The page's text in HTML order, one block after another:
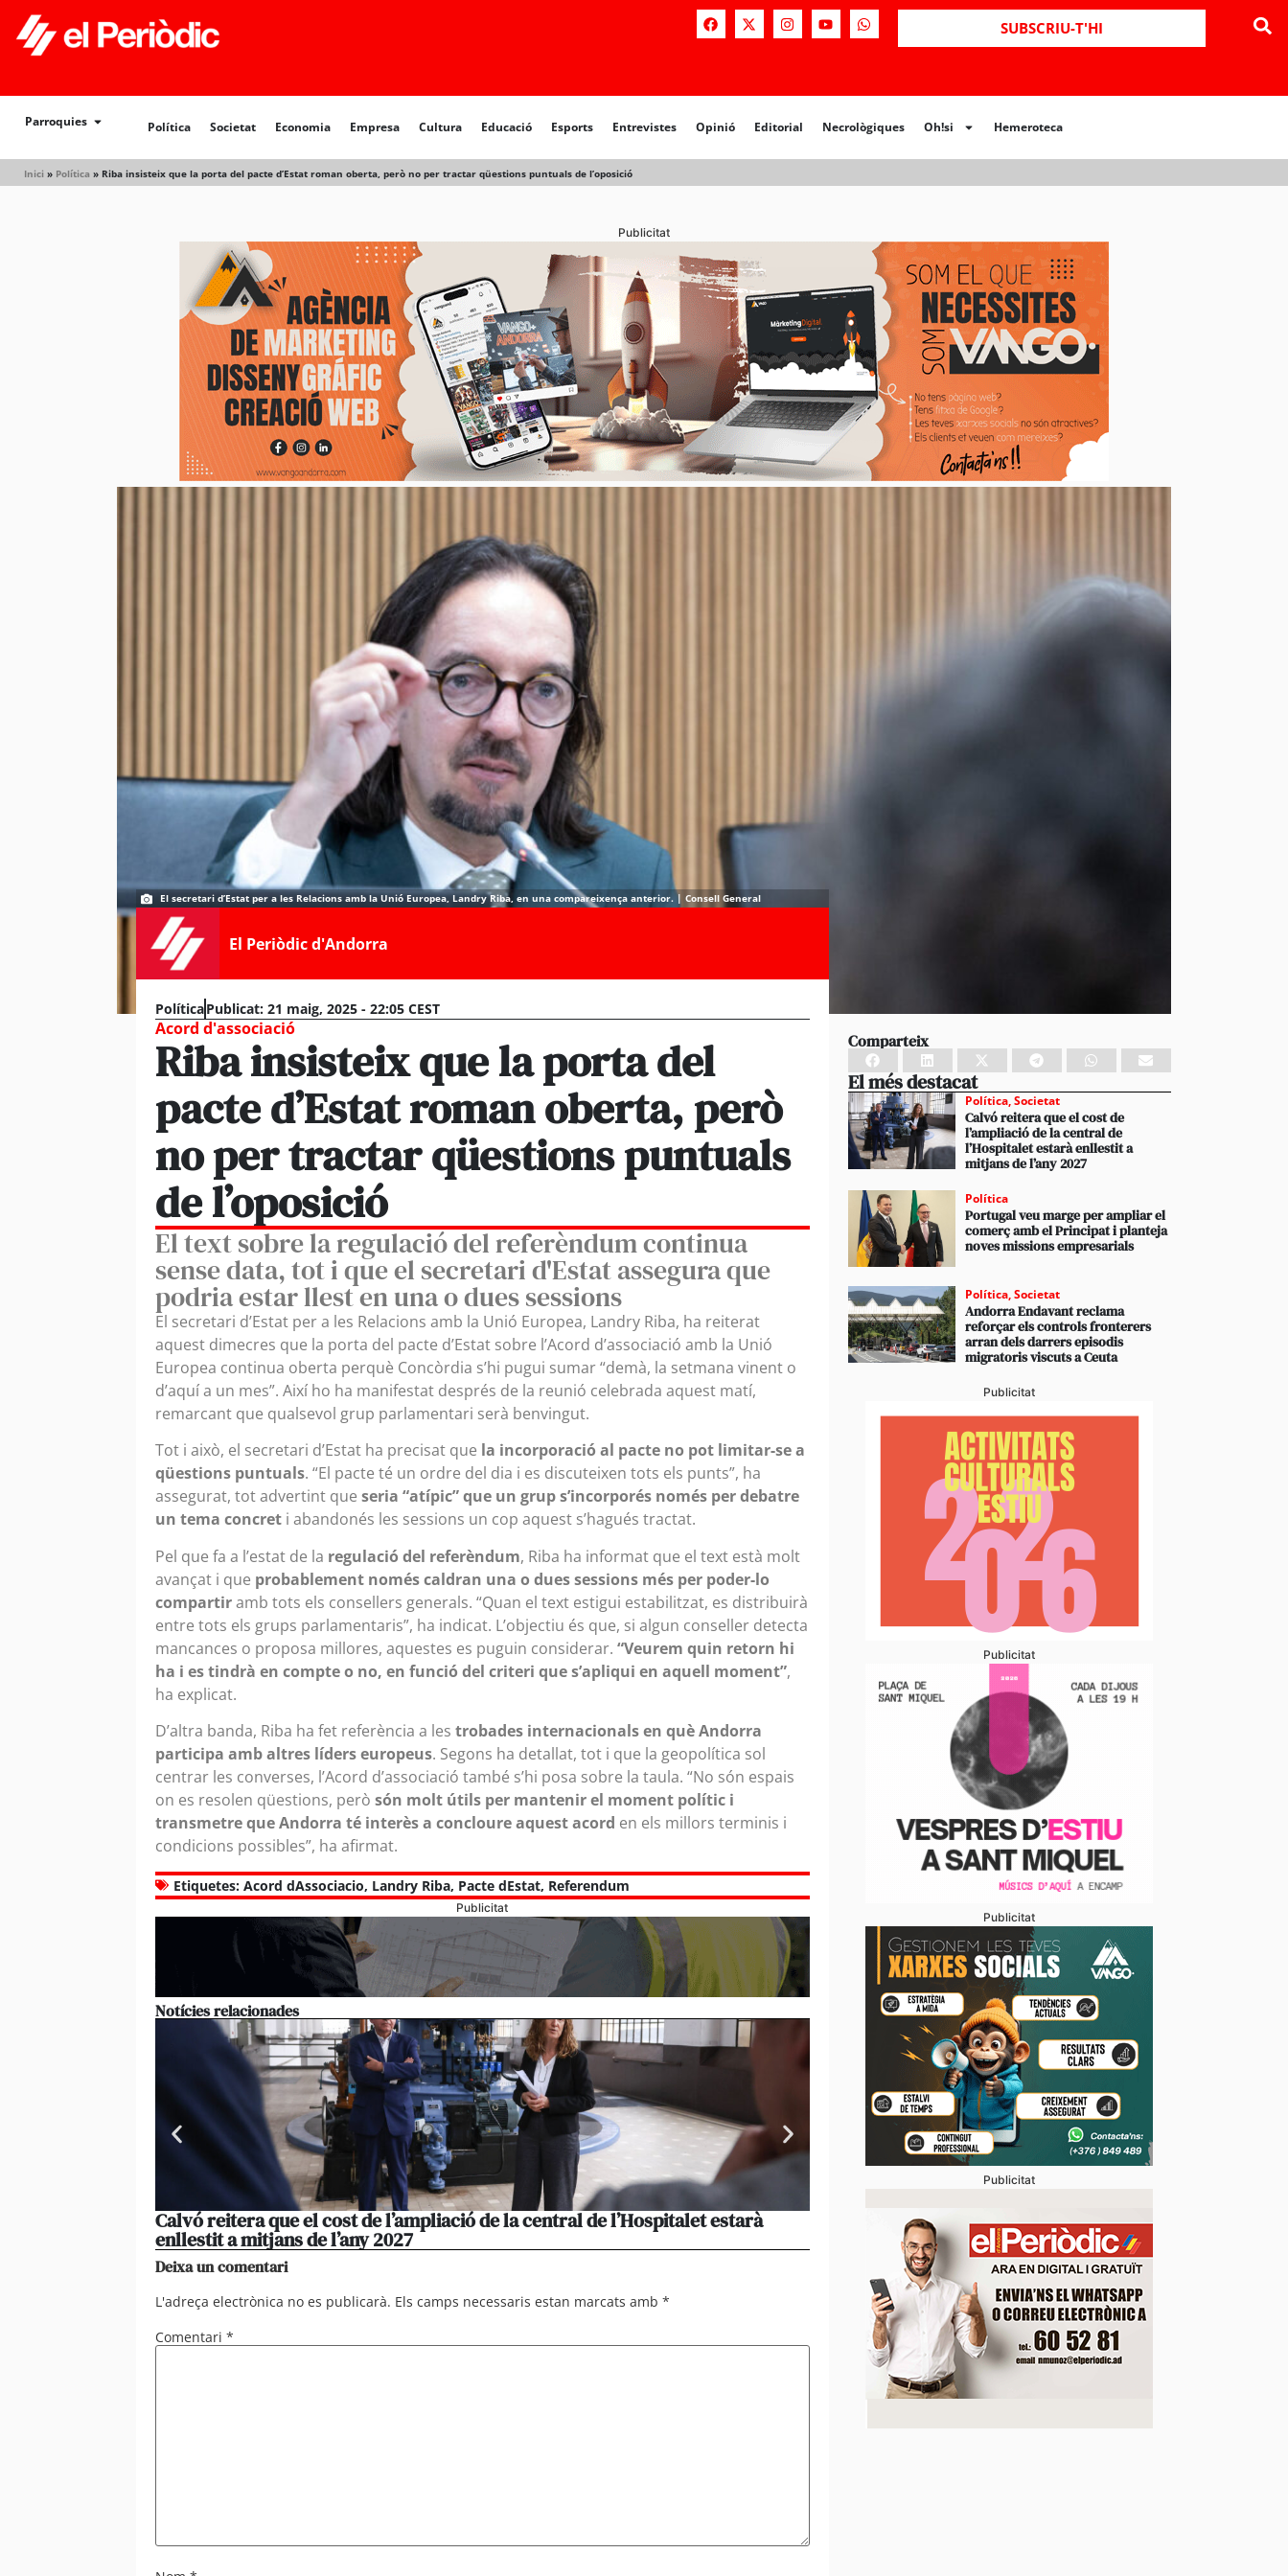
SUBSCRIU-T'HI
Parroquies Política Societat Economia Empresa Cultura Educació Esports Entrevistes Opinió Editorial Necrològiques Oh!si Hemeroteca
Inici » Política » Riba insisteix que la porta del pacte d’Estat roman oberta, però no per tractar qüestions puntuals de l’oposició
Política Societat Opinió Editorial Necrològiques Hemeroteca
Publicitat
El secretari d’Estat per a les Relacions amb la Unió Europea, Landry Riba, en una compareixença anterior. | Consell General
El Periòdic d'Andorra
PolíticaPublicat: 21 maig, 2025 - 22:05 CEST
Acord d'associació
Riba insisteix que la porta del
pacte d’Estat roman oberta, però
no per tractar qüestions puntuals
de l’oposició
El text sobre la regulació del referèndum continua
sense data, tot i que el secretari d'Estat assegura que
podria estar llest en una o dues sessions
El secretari d’Estat per a les Relacions amb la Unió Europea, Landry Riba, ha reiterat
aquest dimecres que la porta del pacte d’Estat sobre l’Acord d’associació amb la Unió
Europea continua oberta perquè Concòrdia s’hi pugui sumar “demà, la setmana vinent o
d’aquí a un mes”. Així ho ha manifestat després de la reunió celebrada aquest matí,
remarcant que qualsevol grup parlamentari serà benvingut.
Tot i això, el secretari d’Estat ha precisat que la incorporació al pacte no pot limitar-se a
qüestions puntuals. “El pacte té un ordre del dia i es discuteixen tots els punts”, ha
assegurat, tot advertint que seria “atípic” que un grup s’incorporés només per debatre
un tema concret i abandonés les sessions un cop aquest s’hagués tractat.
Pel que fa a l’estat de la regulació del referèndum, Riba ha informat que el text està molt
avançat i que probablement només caldran una o dues sessions més per poder-lo
compartiramb tots els consellers generals. “Quan el text estigui estabilitzat, es distribuirà
entre tots els grups parlamentaris”, ha indicat. L’objectiu és que, si algun conseller detecta
mancances o proposa millores, aquestes es puguin considerar. “Veurem quin retorn hi
ha i es tindrà en compte o no, en funció del criteri que s’apliqui en aquell moment”,
ha explicat.
D’altra banda, Riba ha fet referència a les trobades internacionals en què Andorra
participa amb altres líders europeus. Segons ha detallat, tot i que la geopolítica sol
centrar les converses, l’Acord d’associació també s’hi posa sobre la taula. “No són espais
on es resolen qüestions, però són molt útils per mantenir el moment polític i
transmetre que Andorra té interès a concloure aquest acord en els millors terminis i
condicions possibles”, ha afirmat.
Etiquetes: Acord dAssociacio, Landry Riba, Pacte dEstat, Referendum
Publicitat
Notícies relacionades
Calvó reitera que el cost de l’ampliació de la central de l’Hospitalet estarà
enllestit a mitjans de l’any 2027
Portugal veu marge per ampliar el comerç amb el
missions empresarials
Deixa un comentari
L'adreça electrònica no es publicarà. Els camps necessaris estan marcats amb *
Comentari *
Comparteix
El més destacat
Política,Societat
Calvó reitera que el cost de
l’ampliació de la central de
l’Hospitalet estarà enllestit a
mitjans de l’any 2027
Política
Portugal veu marge per ampliar el
comerç amb el Principat i planteja
noves missions empresarials
Política,Societat
Andorra Endavant reclama
reforçar els controls fronterers
arran dels darrers episodis
migratoris viscuts a Ceuta
Publicitat
Publicitat
Publicitat
Publicitat